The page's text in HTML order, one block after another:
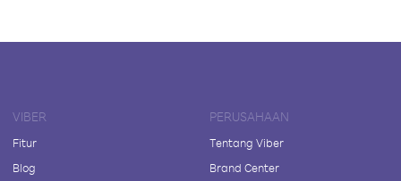
VIBER
Fitur
Blog
PERUSAHAAN
Tentang Viber
Brand Center